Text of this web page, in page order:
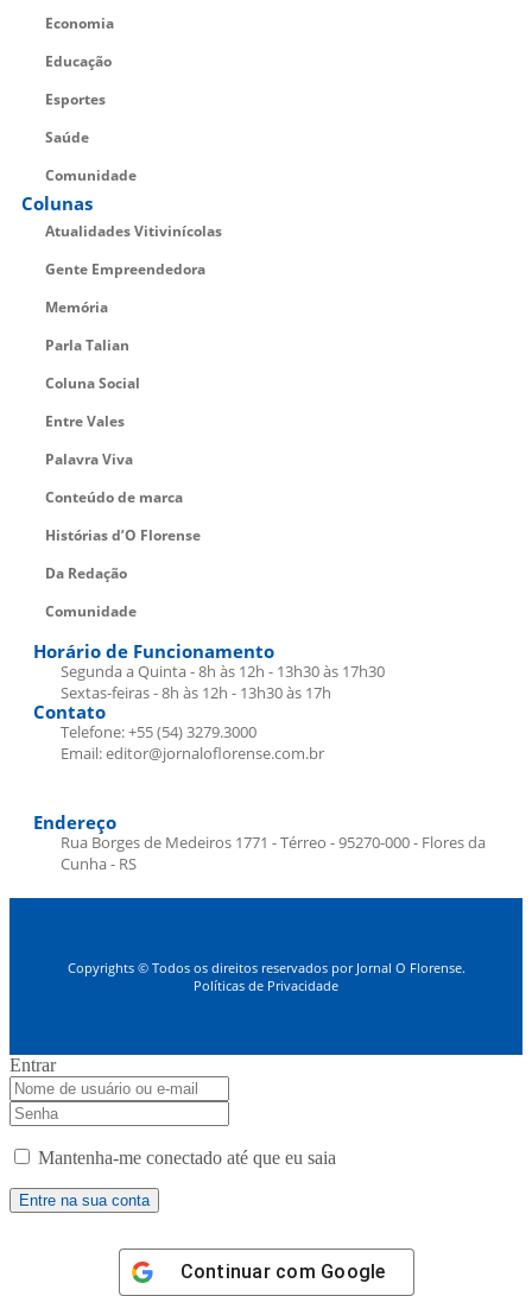
Economia
Educação
Esportes
Saúde
Comunidade
Colunas
Atualidades Vitivinícolas
Gente Empreendedora
Memória
Parla Talian
Coluna Social
Entre Vales
Palavra Viva
Conteúdo de marca
Histórias d’O Florense
Da Redação
Comunidade
Horário de Funcionamento
Segunda a Quinta - 8h às 12h - 13h30 às 17h30
Sextas-feiras - 8h às 12h - 13h30 às 17h
Contato
Telefone: +55 (54) 3279.3000
Email: editor@jornaloflorense.com.br
Endereço
Rua Borges de Medeiros 1771 - Térreo - 95270-000 - Flores da
Cunha - RS
Copyrights © Todos os direitos reservados por Jornal O Florense.
Políticas de Privacidade
Entrar
Mantenha-me conectado até que eu saia
Continuar com Google